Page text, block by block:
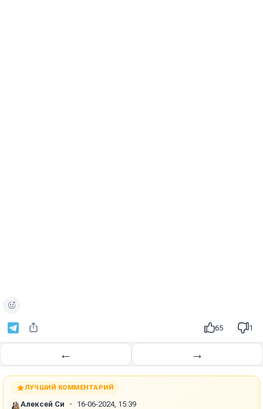
65 1
← →
ЛУЧШИЙ КОММЕНТАРИЙ
Алексей Си 16-06-2024, 15:39